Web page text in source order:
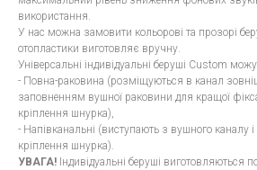
використання.
У нас можна замовити кольорові та прозорі
отопластики виготовляє вручну.
Універсальні індивідуальні беруші Custom
- Повна-раковина (розміщуються в канал
заповненням вушної раковини для кращої
кріплення шнурка),
- Напівканальні (виступають з вушного каналу
кріплення шнурка).
УВАГА! Індивідуальні беруші виготовляються